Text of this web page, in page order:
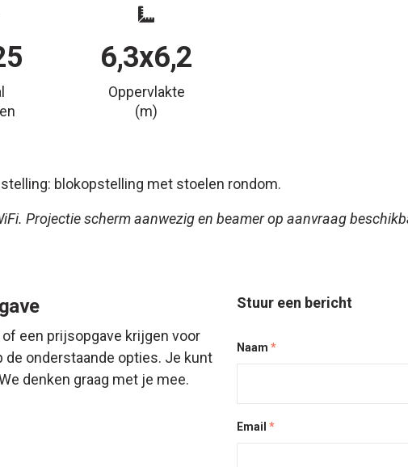
Oppervlakte
(m)
6,3x6,2
blokopstelling met stoelen rondom.
Projectie scherm aanwezig en beamer op aanvraag
een prijsopgave krijgen voor
de onderstaande opties. Je kunt
denken graag met je mee.
Stuur een bericht
Naam *
Email *